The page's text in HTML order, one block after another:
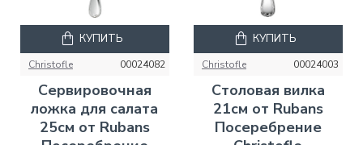
Christofle 00024082
Сервировочная
ложка для салата
25см от Rubans
КУПИТЬ
Christofle 00024003
Столовая вилка
21см от Rubans
Посеребрение
КУПИТЬ